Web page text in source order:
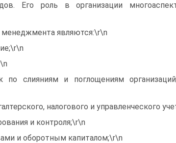
Его роль в организации
являются:\r\n
по слияниям и поглощениям
налогового и управленческого
и контроля;\r\n
и оборотным капиталом;\r\n